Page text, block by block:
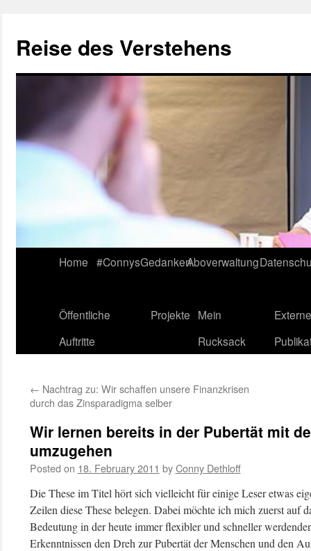
Reise des Verstehens
content
Home #ConnysGedankenAboverwaltung
Öffentliche
Auftritte
Projekte Mein
Rucksack
Externe
← Nachtrag zu: Wir schaffen unsere Finanzkrisen
durch das Zinsparadigma selber
Wir lernen bereits in der Pubertät mit
umzugehen
Posted on 18. February 2011 by Conny Dethloff
Die These im Titel hört sich vielleicht für einige Leser etwas
Zeilen diese These belegen. Dabei möchte ich mich zuerst auf
Bedeutung in der heute immer flexibler und schneller
Erkenntnissen den Dreh zur Pubertät der Menschen und den